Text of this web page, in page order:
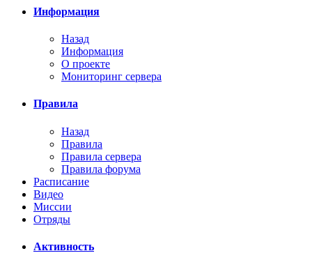
Информация
Назад
Информация
О проекте
Мониторинг сервера
Правила
Назад
Правила
Правила сервера
Правила форума
Расписание
Видео
Миссии
Отряды
Активность